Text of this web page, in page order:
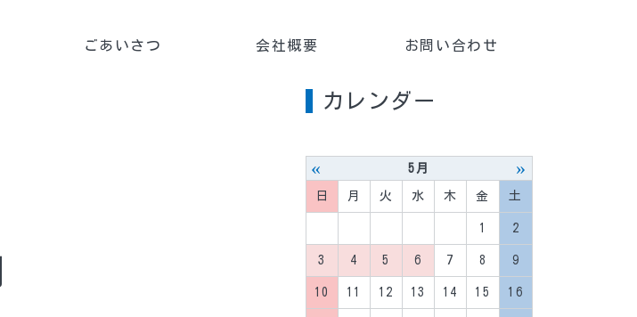
ごあいさつ 会社概要 お問い合わせ
カレンダー
« 5月 »
日 月 火 水 木 金 土
1 2
3 4 5 6 7 8 9
10 11 12 13 14 15 16